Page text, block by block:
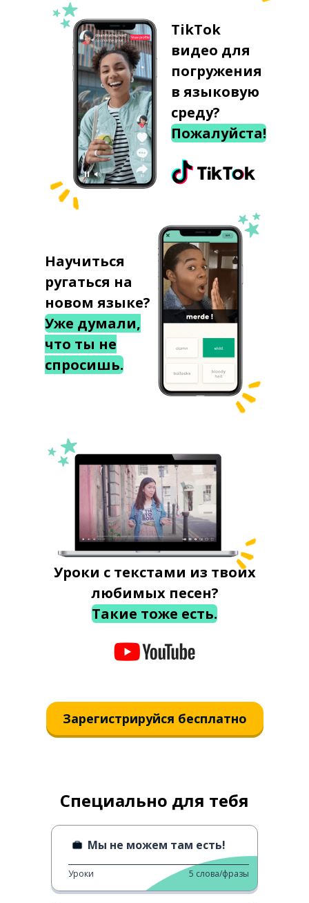
TikTok
видео для
погружения
в языковую
среду?
Пожалуйста!
Научиться
ругаться на
новом языке?
Уже думали,
что ты не
спросишь.
Уроки с текстами из твоих
любимых песен?
Такие тоже есть.
Зарегистрируйся бесплатно
Специально для тебя
Мы не можем там есть!
Уроки 5 слова/фразы